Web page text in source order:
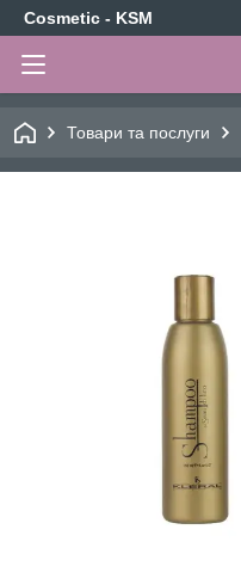
Cosmetic - KSM
Товари та послуги